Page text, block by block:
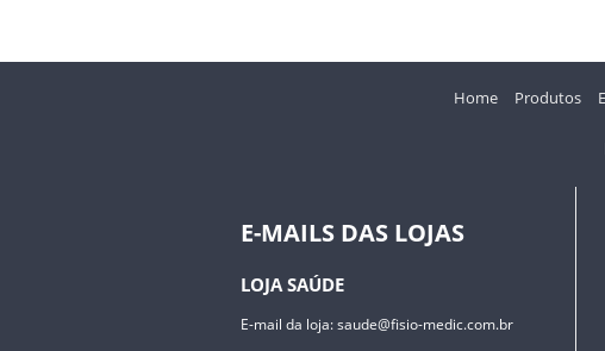
Home Produtos
E-MAILS DAS LOJAS
LOJA SAÚDE
E-mail da loja:saude@fisio-medic.com.br